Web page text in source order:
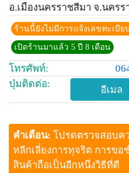
อ.เมืองนครราชสีมา จ.นครร
ร้านนี้ยังไม่มีการแจ้งเลขทะเบี
เปิดร้านมาแล้ว 5 ปี 8 เดือน
โทรศัพท์:
ปุ่มติดต่อ:
อีเมล
คำเตือน: โปรดตรวจสอบค
หลีกเลี่ยงการทุจริต การขอ
สินค้าถือเป็นอีกหนึ่งวิธีที่ดี